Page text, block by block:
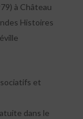
à Château
Histoires
et
dans le